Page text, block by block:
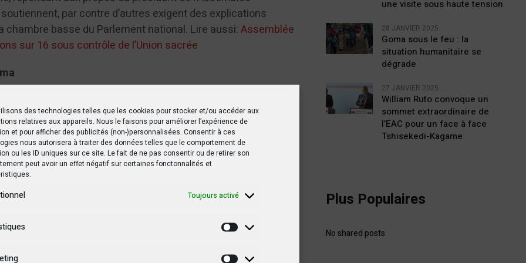
des technologies telles que les cookies pour stocker et/ou accéder aux
relatives aux appareils. Nous le faisons pour améliorer l’expérience de
et pour afficher des publicités (non-)personnalisées. Consentir à ces
nous autorisera à traiter des données telles que le comportement de
ou les ID uniques sur ce site. Le fait de ne pas consentir ou de retirer son
peut avoir un effet négatif sur certaines fonctonnalités et
Toujours activé
Statistiques
par contre d’autres exigent des explications
chambre basse du Parlement national. Lire aussi:Assemblée
sur 16 sous contrôle de l’Union sacrée
Print Partager
du 15 septembre évoquée à la Primature
une visite sous haute tension
28 JANVIER 2025
Goma sous le feu : la
situation humanitaire se
dégrade
27 JANVIER 2025
William Ruto convoque un
sommet extraordinaire de
l’EAC pour un face à face
Tshisekedi-Kagame
Plus Populaires
No shared posts